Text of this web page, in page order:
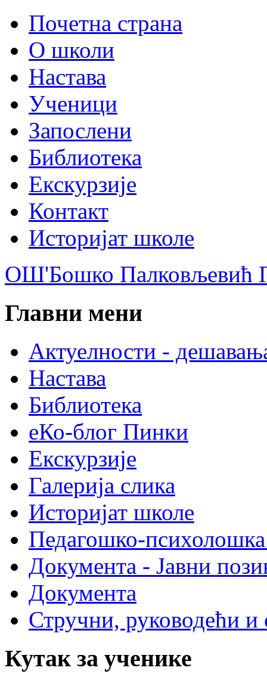
Почетна страна
О школи
Настава
Ученици
Запослени
Библиотека
Екскурзије
Контакт
Историјат школе
ОШ'Бошко Палковљевић
Главни мени
Актуелности -
Настава
Библиотека
еКо-блог Пинки
Екскурзије
Галерија слика
Историјат школе
Педагошко-психолошка
Документа - Јавни
Документа
Стручни, руководећи и
Кутак за ученике